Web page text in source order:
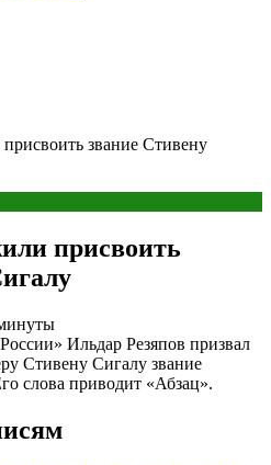
звание Стивену
присвоить
Ильдар Резяпов призвал
Стивену Сигалу звание
слова приводит «Абзац».